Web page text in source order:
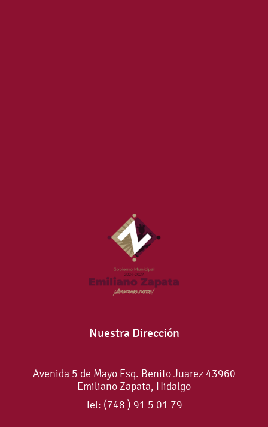
Nuestra Dirección
Avenida 5 de Mayo Esq. Benito Juarez 43960
Emiliano Zapata, Hidalgo
Tel: (748 ) 91 5 01 79